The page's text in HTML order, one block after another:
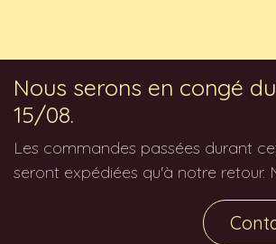
Nous serons en congé
15/08.
Les commandes passées durant
seront expédiées qu'à notre retour.